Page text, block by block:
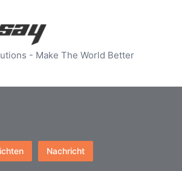
- Make The World Better
Nachricht